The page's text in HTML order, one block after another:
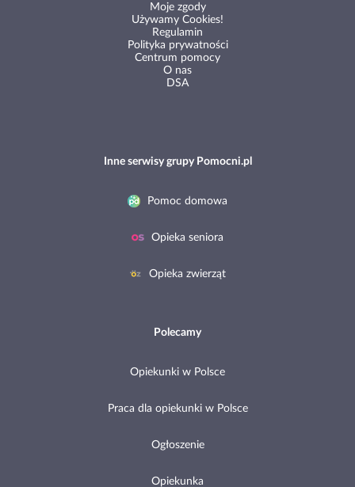
Moje zgody
Używamy Cookies!
Regulamin
Polityka prywatności
Centrum pomocy
O nas
DSA
Inne serwisy grupy Pomocni.pl
Pomoc domowa
Opieka seniora
Opieka zwierząt
Polecamy
Opiekunki w Polsce
Praca dla opiekunki w Polsce
Ogłoszenie
Opiekunka